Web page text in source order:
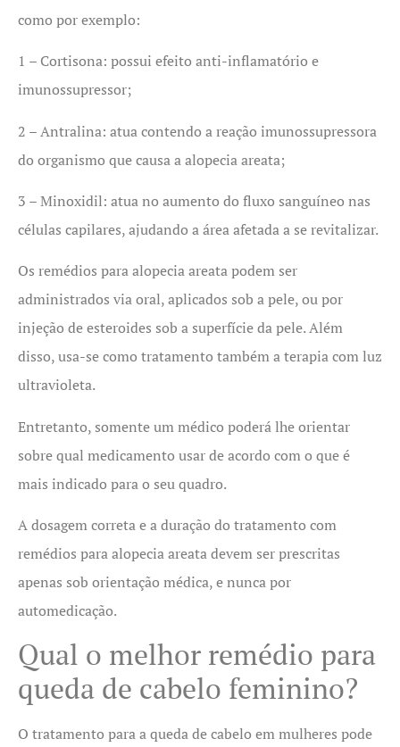
como por exemplo:
1 – Cortisona: possui efeito anti-inflamatório e
imunossupressor;
2 – Antralina: atua contendo a reação imunossupressora
do organismo que causa a alopecia areata;
3 – Minoxidil: atua no aumento do fluxo sanguíneo nas
células capilares, ajudando a área afetada a se revitalizar.
Os remédios para alopecia areata podem ser
administrados via oral, aplicados sob a pele, ou por
injeção de esteroides sob a superfície da pele. Além
disso, usa-se como tratamento também a terapia com luz
ultravioleta.
Entretanto, somente um médico poderá lhe orientar
sobre qual medicamento usar de acordo com o que é
mais indicado para o seu quadro.
A dosagem correta e a duração do tratamento com
remédios para alopecia areata devem ser prescritas
apenas sob orientação médica, e nunca por
automedicação.
Qual o melhor remédio para
queda de cabelo feminino?
O tratamento para a queda de cabelo em mulheres pode